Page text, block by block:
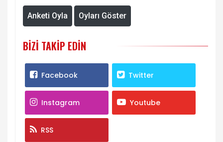
Anketi Oyla Oyları Göster
BIZI TAKIP EDIN
Facebook Twitter
Instagram Youtube
RSS